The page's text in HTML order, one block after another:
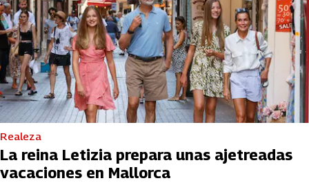
Realeza
La reina Letizia prepara unas ajetreadas
vacaciones en Mallorca